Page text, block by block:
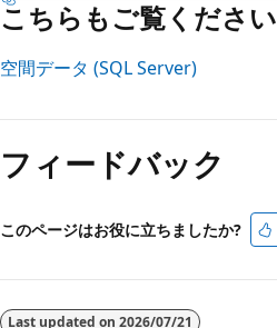
こちらもご覧ください
空間データ (SQL Server)
み
取
モ
ド
が
フィードバック
このページはお役に立ちましたか?
Last updated on 2026/07/21